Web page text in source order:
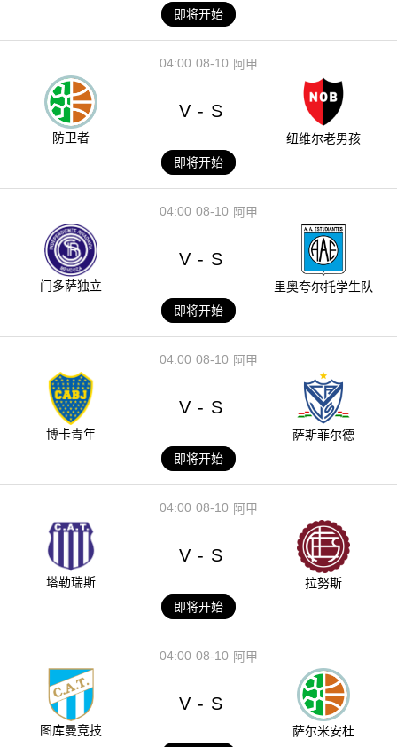
即将开始
08-10
04:00 阿甲
防卫者
V - S
纽维尔老男孩
即将开始
08-10
04:00 阿甲
门多萨独立
V - S
里奥夸尔托学生队
即将开始
08-10
04:00 阿甲
博卡青年
V - S
萨斯菲尔德
即将开始
08-10
04:00 阿甲
塔勒瑞斯
V - S
拉努斯
即将开始
08-10
04:00 阿甲
图库曼竞技
V - S
萨尔米安杜